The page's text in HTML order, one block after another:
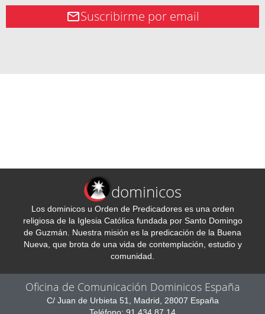
Suscribirme por email
dominicos
Los dominicos u Orden de Predicadores es una orden
religiosa de la Iglesia Católica fundada por Santo Domingo
de Guzmán. Nuestra misión es la predicación de la Buena
Nueva, que brota de una vida de contemplación, estudio y
comunidad.
Oficina de Comunicación Dominicos España
C/ Juan de Urbieta 51, Madrid, 28007 España